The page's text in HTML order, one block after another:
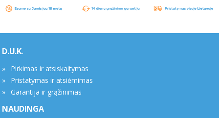
D.U.K.
Pirkimas ir atsiskaitymas
Pristatymas ir atsiėmimas
Garantija ir grąžinimas
NAUDINGA